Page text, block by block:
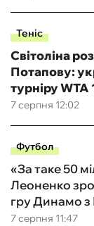
Теніс
7 серпня 12:02
Світоліна
Потапову:
турніру
Футбол
7 серпня 11:47
«За таке 50
Леоненко
гру Динамо